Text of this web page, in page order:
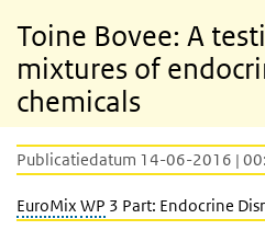
Toine Bovee: A
mixtures of
chemicals
Publicatiedatum 14-06-2016 |
EuroMix WP 3 Part: Endocrine